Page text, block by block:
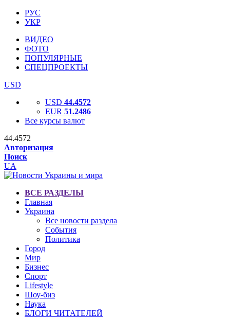
РУС
УКР
ВИДЕО
ФОТО
ПОПУЛЯРНЫЕ
СПЕЦПРОЕКТЫ
USD
USD 44.4572
EUR 51.2486
Все курсы валют
44.4572
Авторизация
Поиск
UA
ВСЕ РАЗДЕЛЫ
Главная
Украина
Все новости раздела
События
Политика
Город
Мир
Бизнес
Спорт
Lifestyle
Шоу-биз
Наука
БЛОГИ ЧИТАТЕЛЕЙ